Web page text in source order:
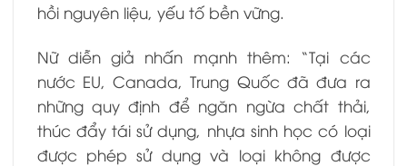
hồi nguyên liệu, yếu tố bền vững.
Nữ diễn giả nhấn mạnh thêm: “Tại các
nước EU, Canada, Trung Quốc đã đưa ra
những quy định để ngăn ngừa chất thải,
thúc đẩy tái sử dụng, nhựa sinh học có loại
được phép sử dụng và loại không được